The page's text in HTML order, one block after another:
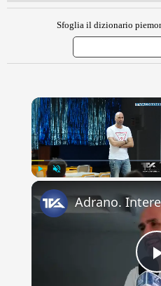
Sfoglia il dizionario